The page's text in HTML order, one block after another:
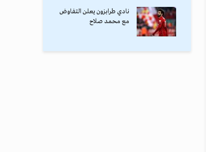
نادي طرابزون يعلن التفاوض
مع محمد صلاح